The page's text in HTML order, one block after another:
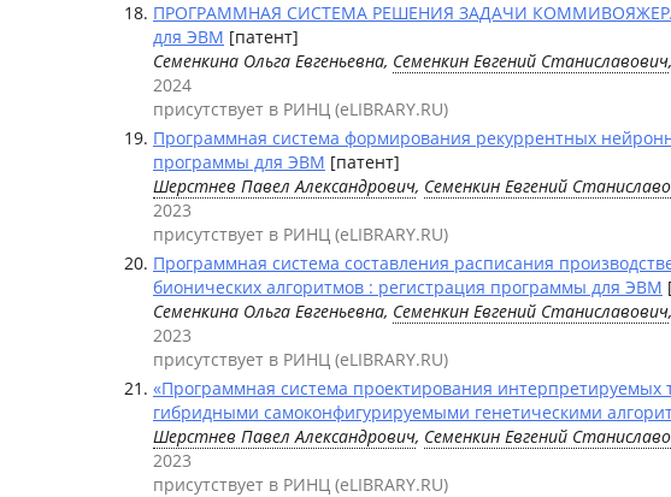
ПРОГРАММНАЯ СИСТЕМА РЕШЕНИЯ ЗАДАЧИ
для ЭВМ [патент]
Семенкина Ольга Евгеньевна, Семенкин Евгений Станиславович
2024
присутствует в РИНЦ (eLIBRARY.RU)
Программная система формирования рекуррентных
программы для ЭВМ [патент]
Шерстнев Павел Александрович, Семенкин Евгений
2023
присутствует в РИНЦ (eLIBRARY.RU)
Программная система составления расписания
бионических алгоритмов : регистрация программы для ЭВМ
Семенкина Ольга Евгеньевна, Семенкин Евгений Станиславович
2023
присутствует в РИНЦ (eLIBRARY.RU)
«Программная система проектирования интерпретируемых
гибридными самоконфигурируемыми генетическими
Шерстнев Павел Александрович, Семенкин Евгений
2023
присутствует в РИНЦ (eLIBRARY.RU)